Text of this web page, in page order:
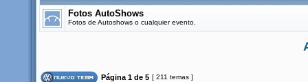
Fotos AutoShows
Fotos de Autoshows o cualquier evento.
Página 1 de 5 [ 211 temas ]